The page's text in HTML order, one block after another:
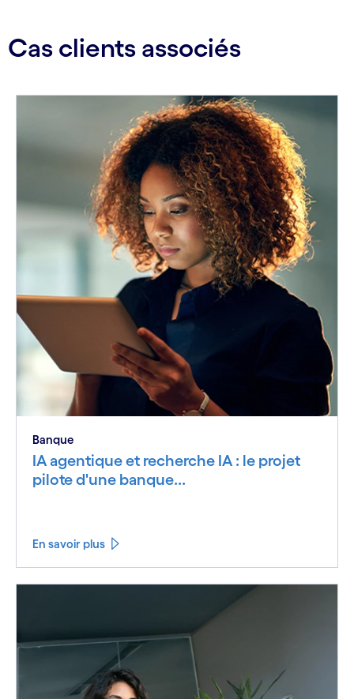
Cas clients associés
Banque
IA agentique et recherche IA : le projet
pilote d'une banque...
En savoir plus